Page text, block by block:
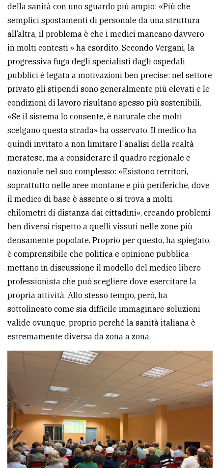
della sanità con uno sguardo più ampio: «Più che
semplici spostamenti di personale da una struttura
all’altra, il problema è che i medici mancano davvero
in molti contesti » ha esordito. Secondo Vergani, la
progressiva fuga degli specialisti dagli ospedali
pubblici è legata a motivazioni ben precise: nel settore
privato gli stipendi sono generalmente più elevati e le
condizioni di lavoro risultano spesso più sostenibili.
«Se il sistema lo consente, è naturale che molti
scelgano questa strada» ha osservato. Il medico ha
quindi invitato a non limitare l'analisi della realtà
meratese, ma a considerare il quadro regionale e
nazionale nel suo complesso: «Esistono territori,
soprattutto nelle aree montane e più periferiche, dove
il medico di base è assente o si trova a molti
chilometri di distanza dai cittadini», creando problemi
ben diversi rispetto a quelli vissuti nelle zone più
densamente popolate. Proprio per questo, ha spiegato,
è comprensibile che politica e opinione pubblica
mettano in discussione il modello del medico libero
professionista che può scegliere dove esercitare la
propria attività. Allo stesso tempo, però, ha
sottolineato come sia difficile immaginare soluzioni
valide ovunque, proprio perché la sanità italiana è
estremamente diversa da zona a zona.